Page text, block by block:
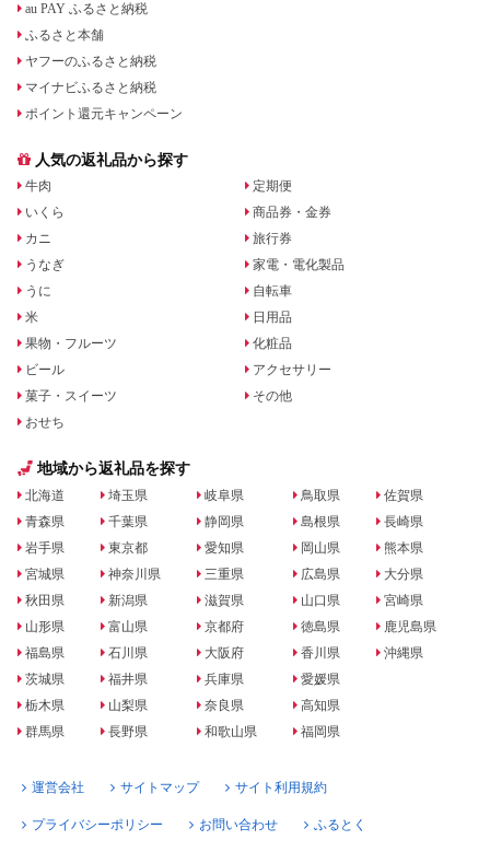
au PAY ふるさと納税
ふるさと本舗
ヤフーのふるさと納税
マイナビふるさと納税
ポイント還元キャンペーン
人気の返礼品から探す
牛肉
いくら
カニ
うなぎ
うに
米
果物・フルーツ
ビール
菓子・スイーツ
おせち
定期便
商品券・金券
旅行券
家電・電化製品
自転車
日用品
化粧品
アクセサリー
その他
地域から返礼品を探す
北海道
青森県
岩手県
宮城県
秋田県
山形県
福島県
茨城県
栃木県
群馬県
埼玉県
千葉県
東京都
神奈川県
新潟県
富山県
石川県
福井県
山梨県
長野県
岐阜県
静岡県
愛知県
三重県
滋賀県
京都府
大阪府
兵庫県
奈良県
和歌山県
鳥取県
島根県
岡山県
広島県
山口県
徳島県
香川県
愛媛県
高知県
福岡県
佐賀県
長崎県
熊本県
大分県
宮崎県
鹿児島県
沖縄県
運営会社 サイトマップ サイト利用規約
プライバシーポリシー お問い合わせ ふるとく